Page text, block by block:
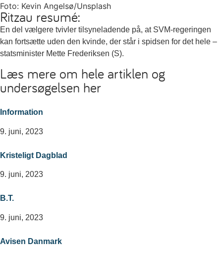
Foto: Kevin Angelsø/Unsplash
Ritzau resumé:
En del vælgere tvivler tilsyneladende på, at SVM-regeringen
kan fortsætte uden den kvinde, der står i spidsen for det hele –
statsminister Mette Frederiksen (S).
Læs mere om hele artiklen og
undersøgelsen her
Information
9. juni, 2023
Kristeligt Dagblad
9. juni, 2023
B.T.
9. juni, 2023
Avisen Danmark